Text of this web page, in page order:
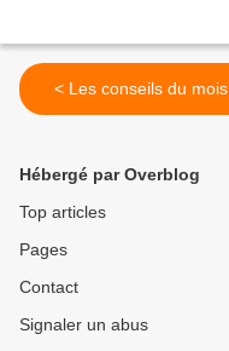
< Les conseils du mois
Hébergé par Overblog
Top articles
Pages
Contact
Signaler un abus